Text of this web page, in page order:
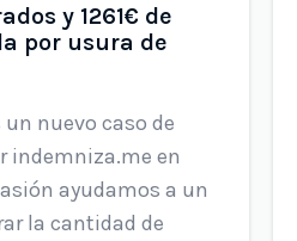
y 1261€ de
por usura de
nuevo caso de
indemniza.me en
ayudamos a un
la cantidad de